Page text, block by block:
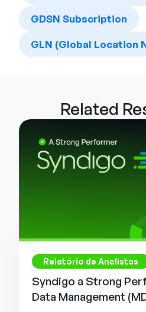
GDSN Subscription
GLN (Global Location
Related
Relatório de Analistas
Syndigo a Strong
Data Management